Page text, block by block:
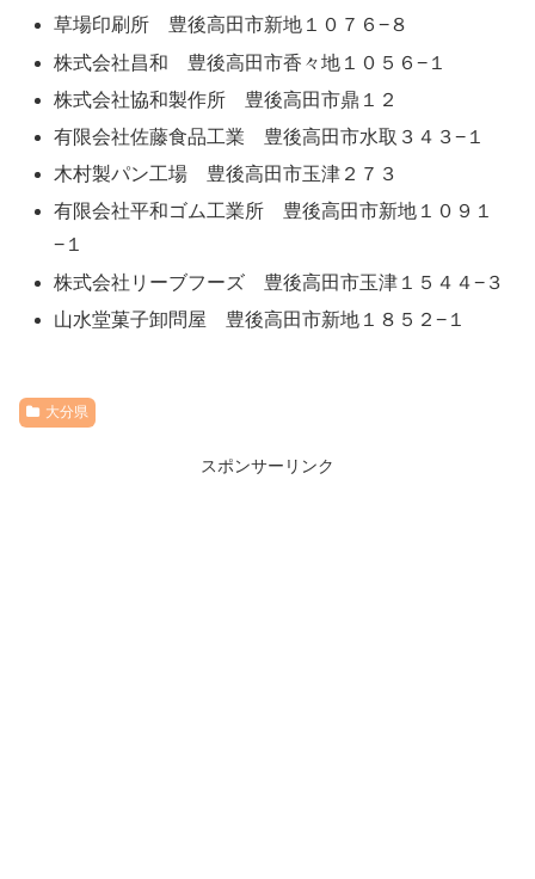
草場印刷所 豊後高田市新地１０７６−８
株式会社昌和 豊後高田市香々地１０５６−１
株式会社協和製作所 豊後高田市鼎１２
有限会社佐藤食品工業 豊後高田市水取３４３−１
木村製パン工場 豊後高田市玉津２７３
有限会社平和ゴム工業所 豊後高田市新地１０９１
−１
株式会社リーブフーズ 豊後高田市玉津１５４４−３
山水堂菓子卸問屋 豊後高田市新地１８５２−１
大分県
スポンサーリンク